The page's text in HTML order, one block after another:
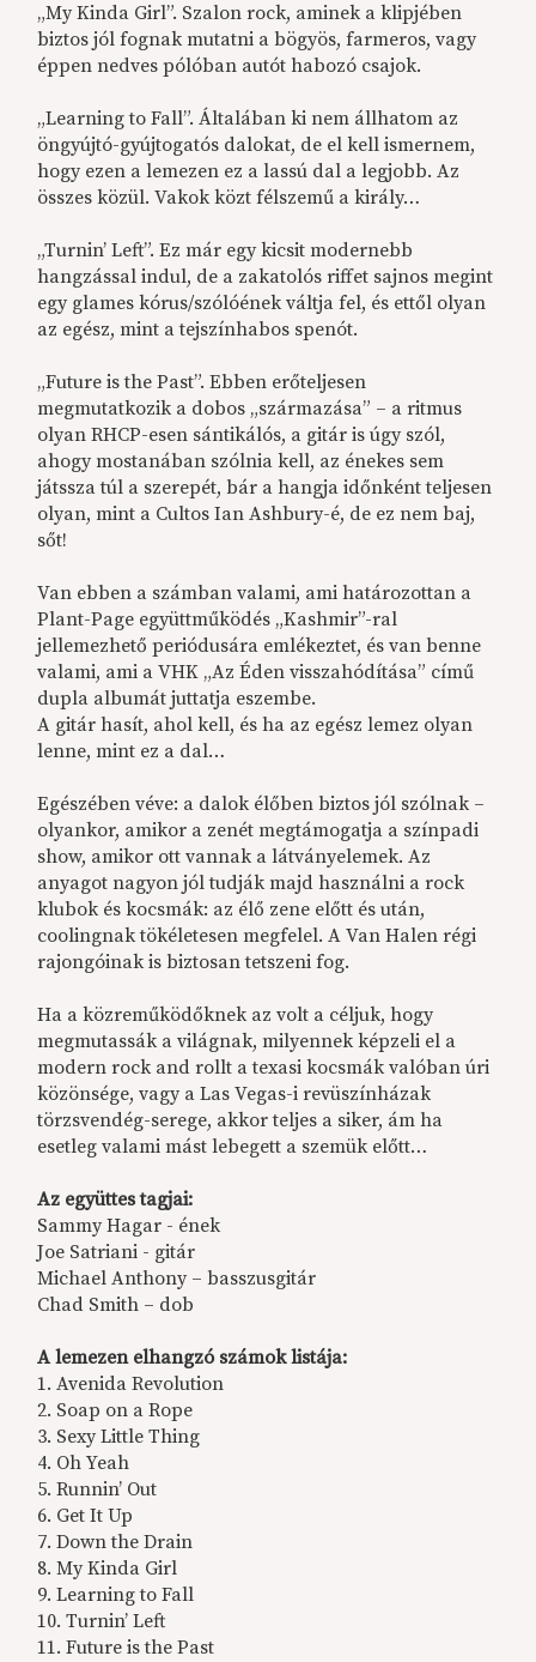
„My Kinda Girl”. Szalon rock, aminek a klipjében
biztos jól fognak mutatni a bögyös, farmeros, vagy
éppen nedves pólóban autót habozó csajok.
„Learning to Fall”. Általában ki nem állhatom az
öngyújtó-gyújtogatós dalokat, de el kell ismernem,
hogy ezen a lemezen ez a lassú dal a legjobb. Az
összes közül. Vakok közt félszemű a király…
„Turnin’ Left”. Ez már egy kicsit modernebb
hangzással indul, de a zakatolós riffet sajnos megint
egy glames kórus/szólóének váltja fel, és ettől olyan
az egész, mint a tejszínhabos spenót.
„Future is the Past”. Ebben erőteljesen
megmutatkozik a dobos „származása” – a ritmus
olyan RHCP-esen sántikálós, a gitár is úgy szól,
ahogy mostanában szólnia kell, az énekes sem
játssza túl a szerepét, bár a hangja időnként teljesen
olyan, mint a Cultos Ian Ashbury-é, de ez nem baj,
sőt!
Van ebben a számban valami, ami határozottan a
Plant-Page együttműködés „Kashmir”-ral
jellemezhető periódusára emlékeztet, és van benne
valami, ami a VHK „Az Éden visszahódítása” című
dupla albumát juttatja eszembe.
A gitár hasít, ahol kell, és ha az egész lemez olyan
lenne, mint ez a dal…
Egészében véve: a dalok élőben biztos jól szólnak –
olyankor, amikor a zenét megtámogatja a színpadi
show, amikor ott vannak a látványelemek. Az
anyagot nagyon jól tudják majd használni a rock
klubok és kocsmák: az élő zene előtt és után,
coolingnak tökéletesen megfelel. A Van Halen régi
rajongóinak is biztosan tetszeni fog.
Ha a közreműködőknek az volt a céljuk, hogy
megmutassák a világnak, milyennek képzeli el a
modern rock and rollt a texasi kocsmák valóban úri
közönsége, vagy a Las Vegas-i revüszínházak
törzsvendég-serege, akkor teljes a siker, ám ha
esetleg valami mást lebegett a szemük előtt…
Az együttes tagjai:
Sammy Hagar - ének
Joe Satriani - gitár
Michael Anthony – basszusgitár
Chad Smith – dob
A lemezen elhangzó számok listája:
1. Avenida Revolution
2. Soap on a Rope
3. Sexy Little Thing
4. Oh Yeah
5. Runnin’ Out
6. Get It Up
7. Down the Drain
8. My Kinda Girl
9. Learning to Fall
10. Turnin’ Left
11. Future is the Past